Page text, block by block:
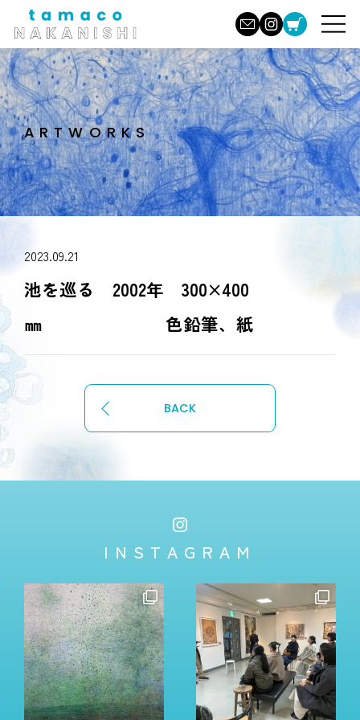
ARTWORKS
2023.09.21
池を巡る 2002年 300×400
㎜ 色鉛筆、紙
BACK
INSTAGRAM